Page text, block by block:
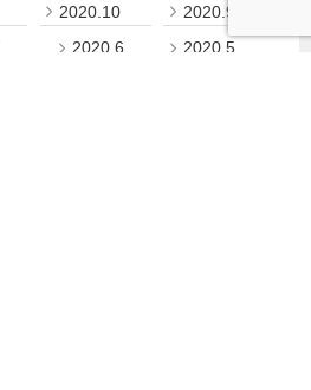
2020.10
2020.9
2020.6
2020.5